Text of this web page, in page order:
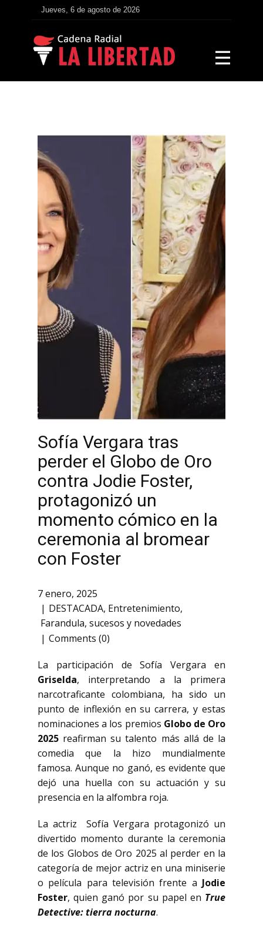
Jueves, 6 de agosto de 2026
Sofía Vergara tras
perder el Globo de Oro
contra Jodie Foster,
protagonizó un
momento cómico en la
ceremonia al bromear
con Foster
7 enero, 2025
DESTACADA, Entretenimiento,
Farandula, sucesos y novedades
Comments (0)
La participación de Sofía Vergara en
Griselda, interpretando a la primera
narcotraficante colombiana, ha sido un
punto de inflexión en su carrera, y estas
nominaciones a los premios Globo de Oro
2025 reafirman su talento más allá de la
comedia que la hizo mundialmente
famosa. Aunque no ganó, es evidente que
dejó una huella con su actuación y su
presencia en la alfombra roja.
La actriz Sofía Vergara protagonizó un
divertido momento durante la ceremonia
de los Globos de Oro 2025 al perder en la
categoría de mejor actriz en una miniserie
o película para televisión frente a Jodie
Foster, quien ganó por su papel en True
Detective: tierra nocturna.